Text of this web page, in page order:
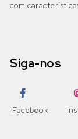
com
Siga-nos
Facebook